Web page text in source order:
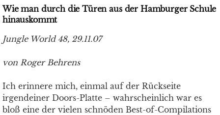
Wie man durch die Türen aus der Hamburger Schule
hinauskommt
Jungle World 48, 29.11.07
von Roger Behrens
Ich erinnere mich, einmal auf der Rückseite
irgendeiner Doors-Platte – wahrscheinlich war es
bloß eine der vielen schnöden Best-of-Compilations